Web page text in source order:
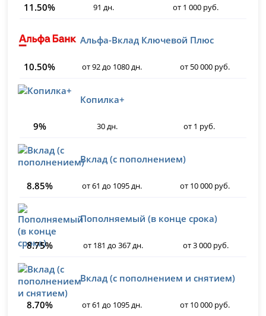
11.50% 91 дн. от 1 000 руб.
Альфа-Вклад Ключевой Плюс
10.50% от 92 до 1080 дн. от 50 000 руб.
Копилка+
9% 30 дн. от 1 руб.
Вклад (с пополнением)
8.85% от 61 до 1095 дн. от 10 000 руб.
Пополняемый (в конце срока)
8.75% от 181 до 367 дн. от 3 000 руб.
Вклад (с пополнением и снятием)
8.70% от 61 до 1095 дн. от 10 000 руб.